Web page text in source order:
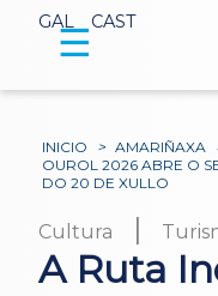
GAL CAST
☰
INICIO > AMARIÑAXA
OUROL 2026 ABRE O
DO 20 DE XULLO
Cultura |
A Ruta